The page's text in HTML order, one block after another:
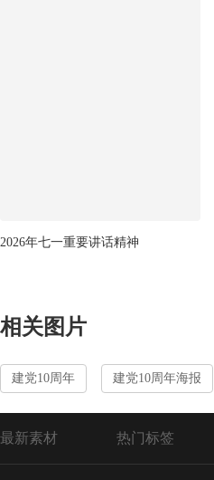
2026年七一重要讲话精神
相关图片
建党10周年 建党10周年海报
最新素材 热门标签